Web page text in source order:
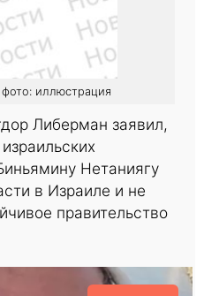
фото: иллюстрация
Либерман заявил,
Нетаниягу
в Израиле и не
правительство